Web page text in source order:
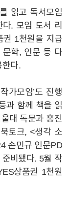
윤리경영 CI
읽고 독서모임
. 모임 도서 리
권 1천원을 지급
문학, 인문 등 다
한다.
가모임’도 진행
과 함께 책을 읽
대 독문과 홍진
토크, <생각 소
손민규 인문PD
비됐다. 5월 작
상품권 1천원